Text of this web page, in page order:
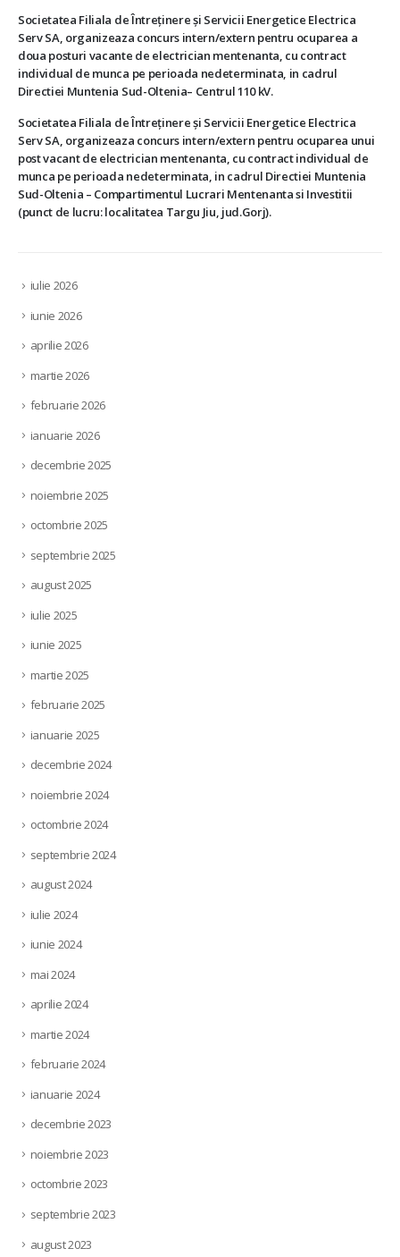
Societatea Filiala de Întreţinere şi Servicii Energetice Electrica
Serv SA, organizeaza concurs intern/extern pentru ocuparea a
doua posturi vacante de electrician mentenanta, cu contract
individual de munca pe perioada nedeterminata, in cadrul
Directiei Muntenia Sud-Oltenia– Centrul 110 kV.
Societatea Filiala de Întreţinere şi Servicii Energetice Electrica
Serv SA, organizeaza concurs intern/extern pentru ocuparea unui
post vacant de electrician mentenanta, cu contract individual de
munca pe perioada nedeterminata, in cadrul Directiei Muntenia
Sud-Oltenia – Compartimentul Lucrari Mentenanta si Investitii
(punct de lucru: localitatea Targu Jiu, jud.Gorj).
iulie 2026
iunie 2026
aprilie 2026
martie 2026
februarie 2026
ianuarie 2026
decembrie 2025
noiembrie 2025
octombrie 2025
septembrie 2025
august 2025
iulie 2025
iunie 2025
martie 2025
februarie 2025
ianuarie 2025
decembrie 2024
noiembrie 2024
octombrie 2024
septembrie 2024
august 2024
iulie 2024
iunie 2024
mai 2024
aprilie 2024
martie 2024
februarie 2024
ianuarie 2024
decembrie 2023
noiembrie 2023
octombrie 2023
septembrie 2023
august 2023